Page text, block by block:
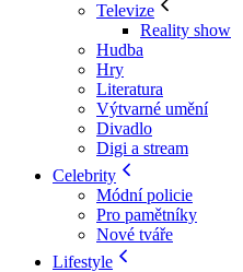
Televize
Reality show
Hudba
Hry
Literatura
Výtvarné umění
Divadlo
Digi a stream
Celebrity
Módní policie
Pro pamětníky
Nové tváře
Lifestyle